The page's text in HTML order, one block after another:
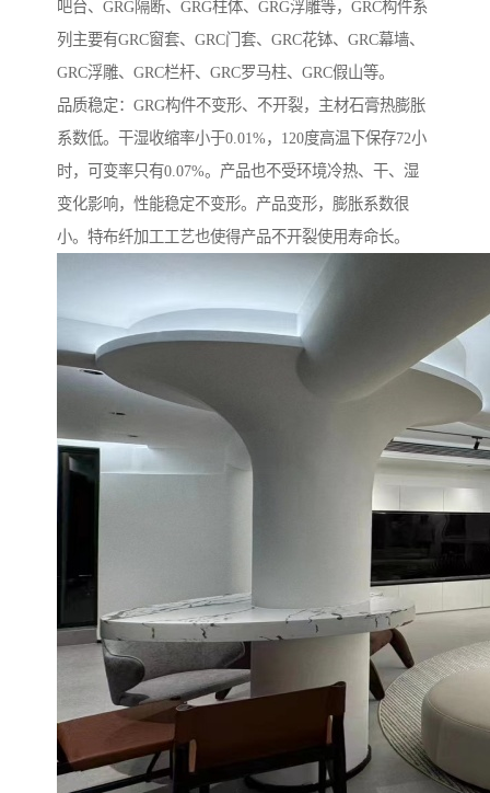
吧台、GRG隔断、GRG柱体、GRG浮雕等，GRC构件系
列主要有GRC窗套、GRC门套、GRC花钵、GRC幕墙、
GRC浮雕、GRC栏杆、GRC罗马柱、GRC假山等。
品质稳定：GRG构件不变形、不开裂，主材石膏热膨胀
系数低。干湿收缩率小于0.01%，120度高温下保存72小
时，可变率只有0.07%。产品也不受环境冷热、干、湿
变化影响，性能稳定不变形。产品变形，膨胀系数很
小。特布纤加工工艺也使得产品不开裂使用寿命长。